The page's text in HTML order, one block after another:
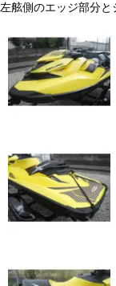
左舷側のエッジ部分と